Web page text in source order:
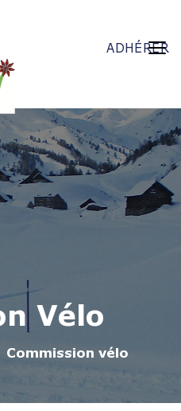
ADHÉRER
Vélo
Commission vélo